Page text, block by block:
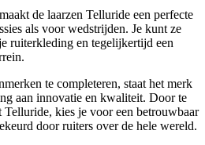
de laarzen Telluride een perfecte
als voor wedstrijden. Je kunt ze
ruiterkleding en tegelijkertijd een
te completeren, staat het merk
aan innovatie en kwaliteit. Door te
kies je voor een betrouwbaar
door ruiters over de hele wereld.